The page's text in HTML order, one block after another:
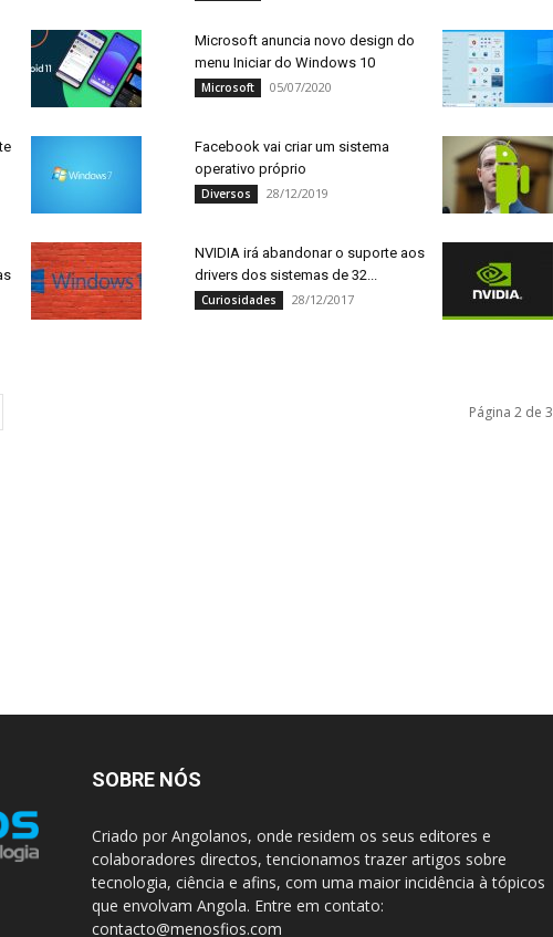
Microsoft anuncia novo design do
menu Iniciar do Windows 10
Microsoft 05/07/2020
Facebook vai criar um sistema
operativo próprio
Diversos 28/12/2019
NVIDIA irá abandonar o suporte aos
drivers dos sistemas de 32...
Curiosidades 28/12/2017
Página 2 de 3
SOBRE NÓS
Criado por Angolanos, onde residem os seus editores e
colaboradores directos, tencionamos trazer artigos sobre
tecnologia, ciência e afins, com uma maior incidência à tópicos
que envolvam Angola. Entre em contato:
contacto@menosfios.com